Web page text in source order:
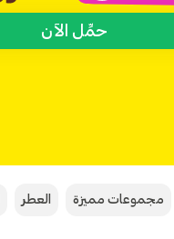
حمِّل الآن
مجموعات مميزة العطر